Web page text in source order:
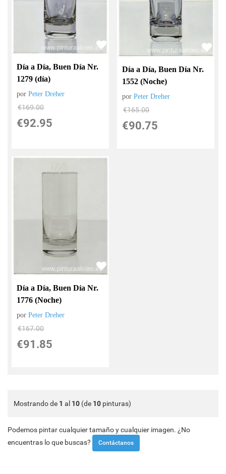
Día a Día, Buen Día Nr.
1279 (día)
porPeter Dreher
€169.00
€92.95
Día a Día, Buen Día Nr.
1552 (Noche)
porPeter Dreher
€165.00
€90.75
Día a Día, Buen Día Nr.
1776 (Noche)
porPeter Dreher
€167.00
€91.85
Mostrando de 1 al 10 (de 10 pinturas)
Podemos pintar cualquier tamaño y cualquier imagen. ¿No
encuentras lo que buscas?
Contáctanos